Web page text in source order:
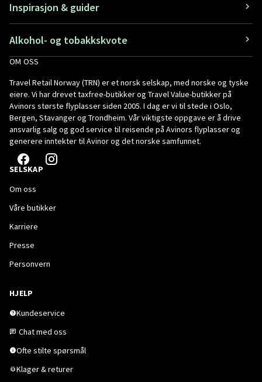
Inspirasjon & guider
Alkohol- og tobakkskvote
OM OSS
Travel Retail Norway (TRN) er et norsk selskap, med norske og tyske
eiere. Vi har drevet taxfree-butikker og Travel Value-butikker på
Avinors største flyplasser siden 2005. I dag er vi til stede i Oslo,
Bergen, Stavanger og Trondheim. Vår viktigste oppgave er å drive
ansvarlig salg og god service til reisende på Avinors flyplasser og
generere inntekter til Avinor og det norske samfunnet.
SELSKAP
Om oss
Våre butikker
Karriere
Presse
Personvern
HJELP
Kundeservice
Chat med oss
Ofte stilte spørsmål
Klager & returer